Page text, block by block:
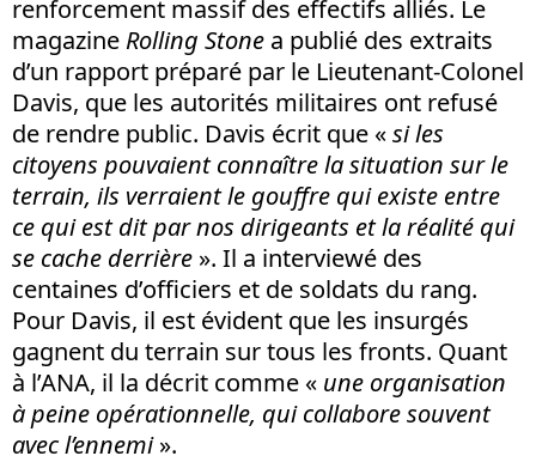
renforcement massif des effectifs alliés. Le
magazine Rolling Stone a publié des extraits
d’un rapport préparé par le Lieutenant-Colonel
Davis, que les autorités militaires ont refusé
de rendre public. Davis écrit que «si les
citoyens pouvaient connaître la situation sur le
terrain, ils verraient le gouffre qui existe entre
ce qui est dit par nos dirigeants et la réalité qui
se cache derrière ». Il a interviewé des
centaines d’officiers et de soldats du rang.
Pour Davis, il est évident que les insurgés
gagnent du terrain sur tous les fronts. Quant
à l’ANA, il la décrit comme « une organisation
à peine opérationnelle, qui collabore souvent
avec l’ennemi».